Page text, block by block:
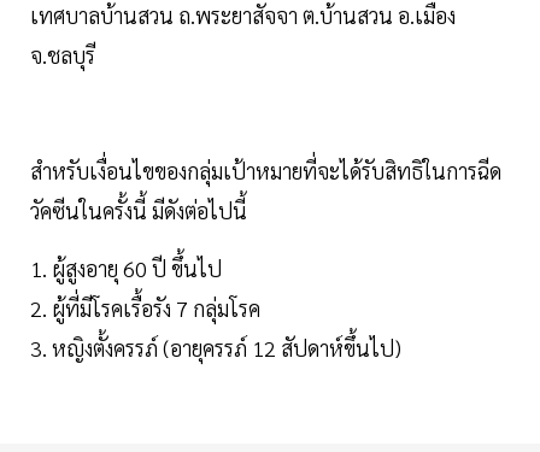
เทศบาลบ้านสวน ถ.พระยาสัจจา ต.บ้านสวน อ.เมือง
จ.ชลบุรี
สำหรับเงื่อนไขของกลุ่มเป้าหมายที่จะได้รับสิทธิในการฉีด
วัคซีนในครั้งนี้ มีดังต่อไปนี้
1. ผู้สูงอายุ 60 ปี ขึ้นไป
2. ผู้ที่มีโรคเรื้อรัง 7 กลุ่มโรค
3. หญิงตั้งครรภ์ (อายุครรภ์ 12 สัปดาห์ขึ้นไป)